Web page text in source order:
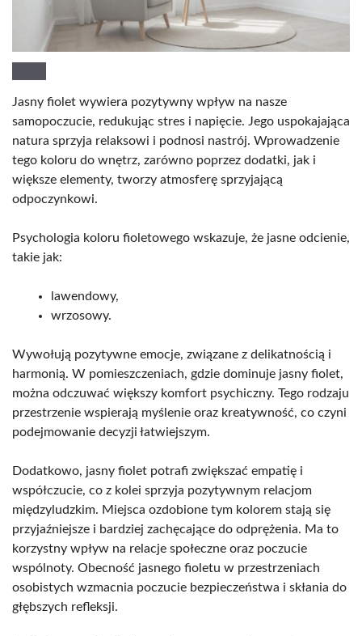
Jasny fiolet wywiera pozytywny wpływ na nasze
samopoczucie, redukując stres i napięcie. Jego uspokajająca
natura sprzyja relaksowi i podnosi nastrój. Wprowadzenie
tego koloru do wnętrz, zarówno poprzez dodatki, jak i
większe elementy, tworzy atmosferę sprzyjającą
odpoczynkowi.
Psychologia koloru fioletowego wskazuje, że jasne odcienie,
takie jak:
lawendowy,
wrzosowy.
Wywołują pozytywne emocje, związane z delikatnością i
harmonią. W pomieszczeniach, gdzie dominuje jasny fiolet,
można odczuwać większy komfort psychiczny. Tego rodzaju
przestrzenie wspierają myślenie oraz kreatywność, co czyni
podejmowanie decyzji łatwiejszym.
Dodatkowo, jasny fiolet potrafi zwiększać empatię i
współczucie, co z kolei sprzyja pozytywnym relacjom
międzyludzkim. Miejsca ozdobione tym kolorem stają się
przyjaźniejsze i bardziej zachęcające do odprężenia. Ma to
korzystny wpływ na relacje społeczne oraz poczucie
wspólnoty. Obecność jasnego fioletu w przestrzeniach
osobistych wzmacnia poczucie bezpieczeństwa i skłania do
głębszych refleksji.